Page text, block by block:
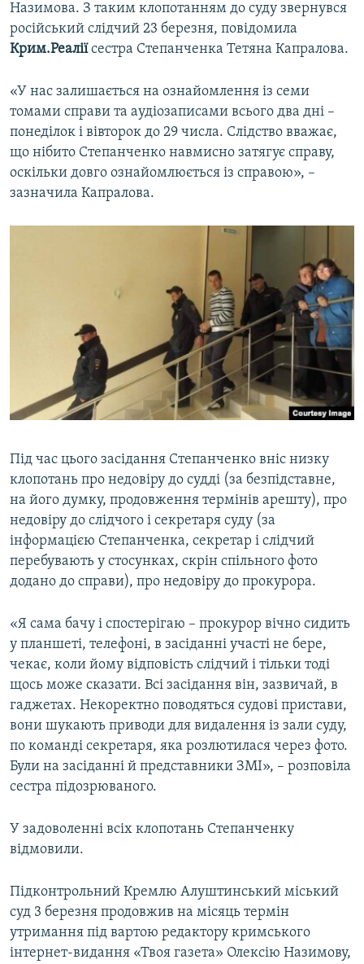
Назимова. З таким клопотанням до суду звернувся
російський слідчий 23 березня, повідомила
Крим.Реаліїсестра Степанченка Тетяна Капралова.
«У нас залишається на ознайомлення із семи
томами справи та аудіозаписами всього два дні –
понеділок і вівторок до 29 числа. Слідство вважає,
що нібито Степанченко навмисно затягує справу,
оскільки довго ознайомлюється із справою», –
зазначила Капралова.
Під час цього засідання Степанченко вніс низку
клопотань про недовіру до судді (за безпідставне,
на його думку, продовження термінів арешту), про
недовіру до слідчого і секретаря суду (за
інформацією Степанченка, секретар і слідчий
перебувають у стосунках, скрін спільного фото
додано до справи), про недовіру до прокурора.
«Я сама бачу і спостерігаю – прокурор вічно сидить
у планшеті, телефоні, в засіданні участі не бере,
чекає, коли йому відповість слідчий і тільки тоді
щось може сказати. Всі засідання він, зазвичай, в
гаджетах. Некоректно поводяться судові пристави,
вони шукають приводи для видалення із зали суду,
по команді секретаря, яка розлютилася через фото.
Були на засіданні й представники ЗМІ», – розповіла
сестра підозрюваного.
У задоволенні всіх клопотань Степанченку
відмовили.
Підконтрольний Кремлю Алуштинський міський
суд 3 березня продовжив на місяць термін
утримання під вартою редактору кримського
інтернет-видання «Твоя газета» Олексію Назимову,